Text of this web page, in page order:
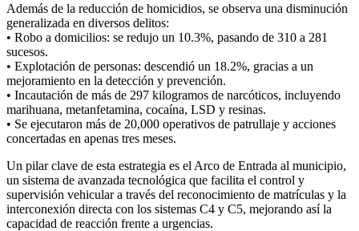
Además de la reducción de homicidios, se observa una disminución
generalizada en diversos delitos:
• Robo a domicilios: se redujo un 10.3%, pasando de 310 a 281
sucesos.
• Explotación de personas: descendió un 18.2%, gracias a un
mejoramiento en la detección y prevención.
• Incautación de más de 297 kilogramos de narcóticos, incluyendo
marihuana, metanfetamina, cocaína, LSD y resinas.
• Se ejecutaron más de 20,000 operativos de patrullaje y acciones
concertadas en apenas tres meses.
Un pilar clave de esta estrategia es el Arco de Entrada al municipio,
un sistema de avanzada tecnológica que facilita el control y
supervisión vehicular a través del reconocimiento de matrículas y la
interconexión directa con los sistemas C4 y C5, mejorando así la
capacidad de reacción frente a urgencias.